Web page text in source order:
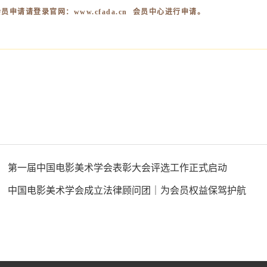
申请请登录官网：www.cfada.cn 会员中心进行申请。
第一届中国电影美术学会表彰大会评选工作正式启动
中国电影美术学会成立法律顾问团｜为会员权益保驾护航